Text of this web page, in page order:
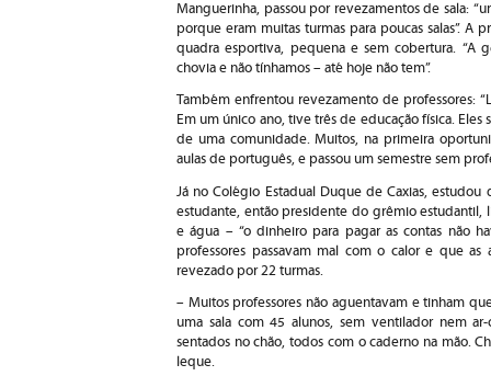
Manguerinha, passou por revezamentos de sala:
porque eram muitas turmas para poucas salas”. A
quadra esportiva, pequena e sem cobertura. “A
chovia e não tínhamos – até hoje não tem”.
Também enfrentou revezamento de professores:
Em um único ano, tive três de educação física.
de uma comunidade. Muitos, na primeira
aulas de português, e passou um semestre sem
Já no Colégio Estadual Duque de Caxias,
estudante, então presidente do grêmio
e água – “o dinheiro para pagar as contas não
professores passavam mal com o calor e que
revezado por 22 turmas.
– Muitos professores não aguentavam e tinham
uma sala com 45 alunos, sem ventilador nem
sentados no chão, todos com o caderno na mão.
leque.